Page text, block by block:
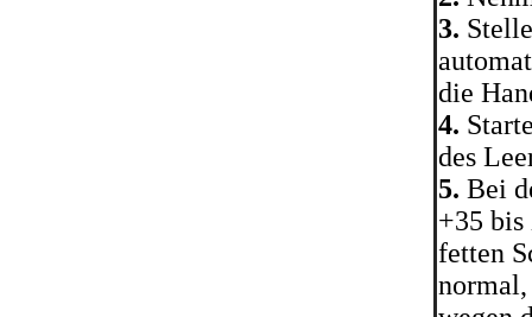
3.
die
4.
des
5. Bei
+35
fetten
normal,